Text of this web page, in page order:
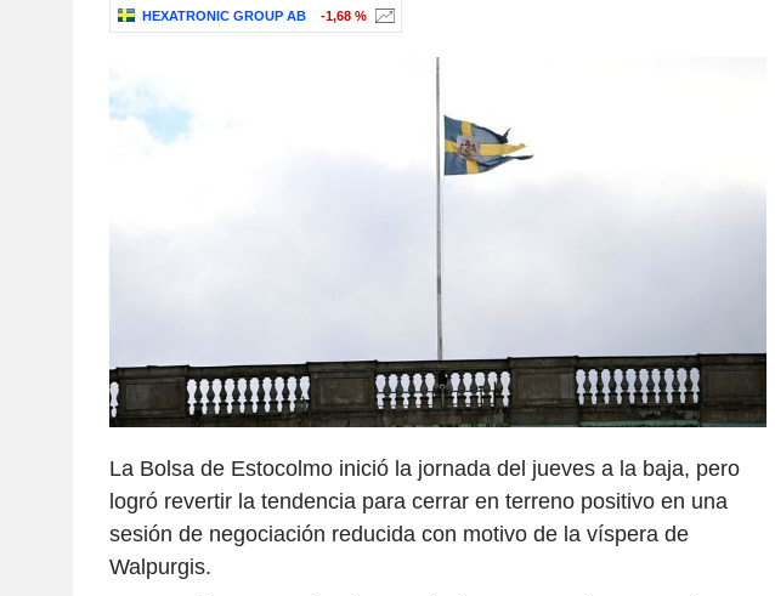
HEXATRONIC GROUP AB -1,68 %
La Bolsa de Estocolmo inició la jornada del jueves a la baja, pero
logró revertir la tendencia para cerrar en terreno positivo en una
sesión de negociación reducida con motivo de la víspera de
Walpurgis.